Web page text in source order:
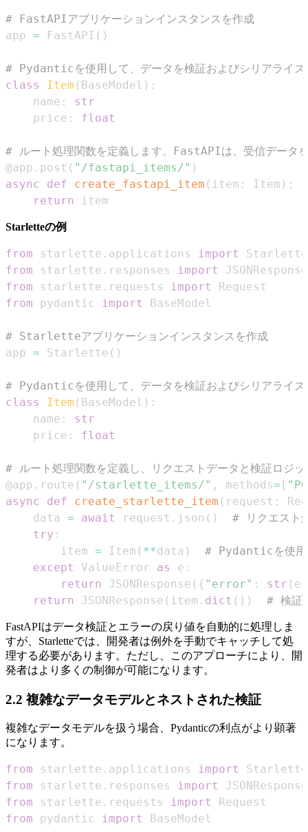
# FastAPIアプリケーションインスタンスを作成
app = FastAPI ( )
# Pydanticを使用して、データを検証およびシリアライズ
class
Item ( BaseModel ) :
    name
:
str
    price
: float
# ルート処理関数を定義します。FastAPIは、受信データ
@app . post ( "/fastapi_items/" )
async
def create_fastapi_item ( item : Item ) :
return
item
Starletteの例
from starlette . applications import
from starlette . responses import
from starlette . requests import
from pydantic import
# Starletteアプリケーションインスタンスを作成
app = Starlette ( )
# Pydanticを使用して、データを検証およびシリアライズ
class
Item ( BaseModel ) :
    name
:
str
    price
: float
# ルート処理関数を定義し、リクエストデータと検証ロジ
@app . route ( "/starlette_items/" , methods= [
async
def create_starlette_item ( request :
    data
= await request . json ( )
# リクエスト
try :
        item
= Item ( **data )
# Pydanticを使用
except
ValueError as e :
return
JSONResponse ( { "error" : str ( e
return
JSONResponse ( item . dict ( ) ) # 検証
FastAPIはデータ検証とエラーの戻り値を自動的に処理しま
すが、Starletteでは、開発者は例外を手動でキャッチして処
理する必要があります。ただし、このアプローチにより、開
発者はより多くの制御が可能になります。
2.2 複雑なデータモデルとネストされた検証
複雑なデータモデルを扱う場合、Pydanticの利点がより顕著
になります。
from starlette . applications import
from starlette . responses import
from starlette . requests import
from pydantic import